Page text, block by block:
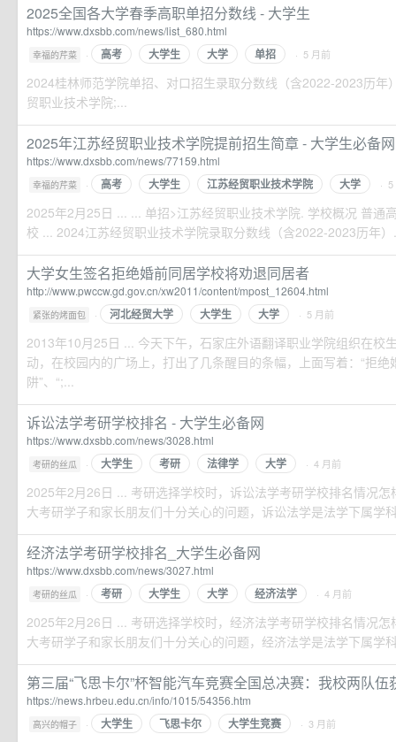
2025全国各大学春季高职单招分数线 - 大学生
https://www.dxsbb.com/news/list_680.html
幸福的芹菜 · 高考 大学生 大学 单招 · 5 月前
2024桂林师范学院单招、对口招生录取分数线（含2022-2023历年
贸职业技术学院;...
2025年江苏经贸职业技术学院提前招生简章 - 大学生必备网
https://www.dxsbb.com/news/77159.html
幸福的芹菜 · 高考 大学生 江苏经贸职业技术学院 大学 ·
2025年2月25日 ... ... 单招>江苏经贸职业技术学院. 学校概况 普通
校 ... 2024江苏经贸职业技术学院录取分数线（含2022-2023历年
大学女生签名拒绝婚前同居学校将劝退同居者
http://www.pwccw.gd.gov.cn/xw2011/content/mpost_12604.html
紧张的烤面包 · 河北经贸大学 大学生 大学 · 5 月前
2013年10月25日 ... 今天下午，石家庄外语翻译职业学院组织在校
动，在校园内的广场上，打出了几条醒目的条幅，上面写着：“拒
阱”、“;...
诉讼法学考研学校排名 - 大学生必备网
https://www.dxsbb.com/news/3028.html
考研的丝瓜 · 大学生 考研 法律学 大学 · 4 月前
2025年2月26日 ... 考研选择学校时，诉讼法学考研学校排名情况
大考研学子和家长朋友们十分关心的问题，诉讼法学是法学下属学
经济法学考研学校排名_大学生必备网
https://www.dxsbb.com/news/3027.html
考研的丝瓜 · 考研 大学生 大学 经济法学 · 4 月前
2025年2月26日 ... 考研选择学校时，经济法学考研学校排名情况
大考研学子和家长朋友们十分关心的问题，经济法学是法学下属学
第三届“飞思卡尔”杯智能汽车竞赛全国总决赛：我校两队伍
https://news.hrbeu.edu.cn/info/1015/54356.htm
高兴的帽子 · 大学生 飞思卡尔 大学生竞赛 · 3 月前